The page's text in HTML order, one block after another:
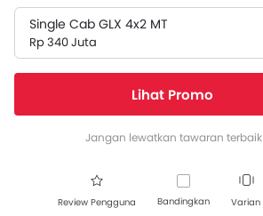
Single Cab GLX 4x2 MT
Rp 340 Juta
Lihat Promo
Jangan lewatkan tawaran
Review Pengguna Bandingkan Varian